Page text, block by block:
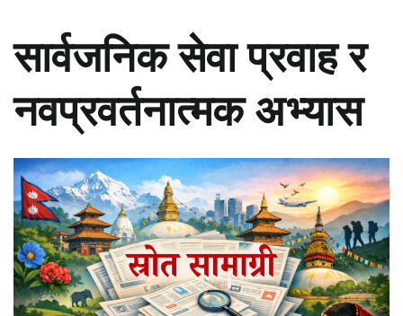
सार्वजनिक सेवा प्रवाह र
नवप्रवर्तनात्मक अभ्यास